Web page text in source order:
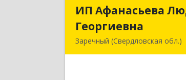
ИП Афанасьева
Георгиевна
Заречный (Свердловская обл.)
ИП Афанасьева